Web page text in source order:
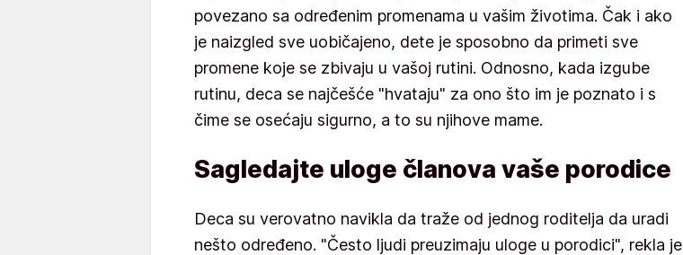
povezano sa određenim promenama u vašim životima. Čak i ako
je naizgled sve uobičajeno, dete je sposobno da primeti sve
promene koje se zbivaju u vašoj rutini. Odnosno, kada izgube
rutinu, deca se najčešće "hvataju" za ono što im je poznato i s
čime se osećaju sigurno, a to su njihove mame.
Sagledajte uloge članova vaše porodice
Deca su verovatno navikla da traže od jednog roditelja da uradi
nešto određeno. "Često ljudi preuzimaju uloge u porodici", rekla je